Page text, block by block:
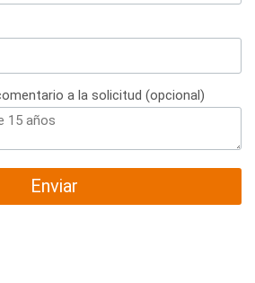
a la solicitud (opcional)
Enviar